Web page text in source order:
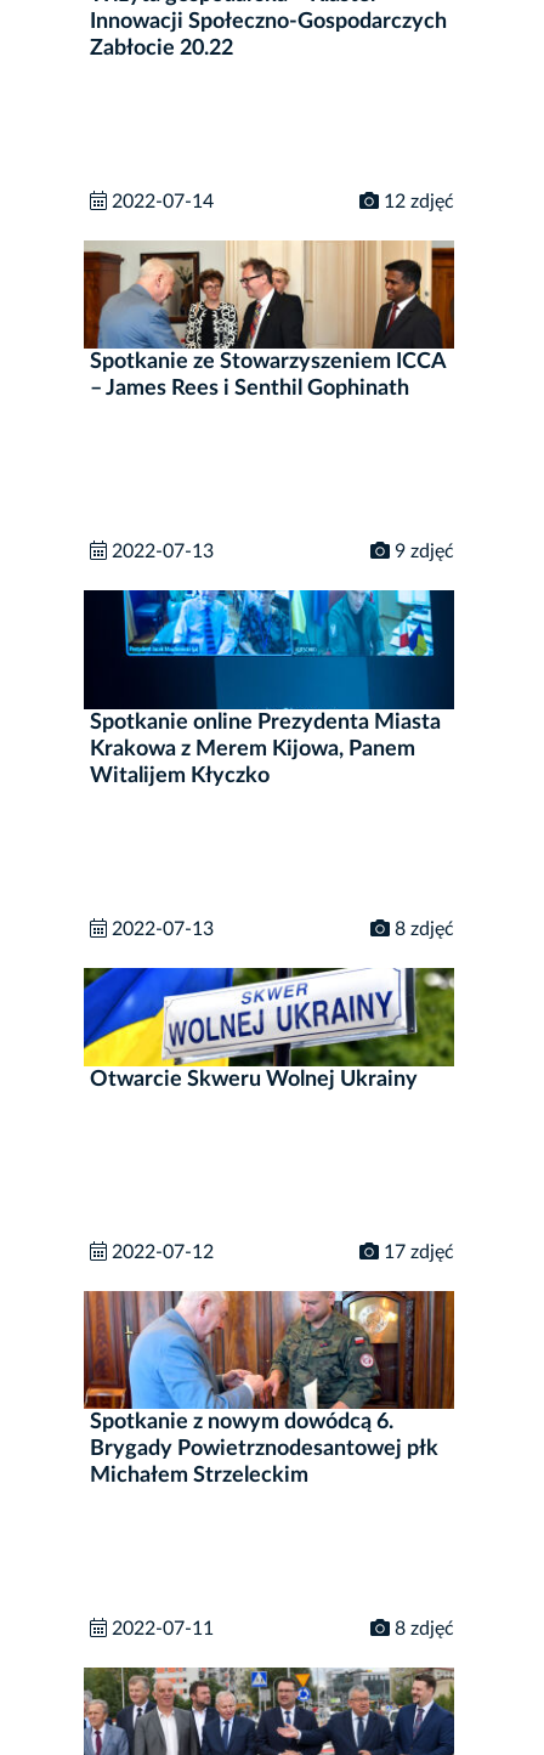
Innowacji Społeczno-Gospodarczych
Zabłocie 20.22
2022-07-14 12 zdjęć
Spotkanie ze Stowarzyszeniem ICCA
– James Rees i Senthil Gophinath
2022-07-13 9 zdjęć
Spotkanie online Prezydenta Miasta
Krakowa z Merem Kijowa, Panem
Witalijem Kłyczko
2022-07-13 8 zdjęć
Otwarcie Skweru Wolnej Ukrainy
2022-07-12 17 zdjęć
Spotkanie z nowym dowódcą 6.
Brygady Powietrznodesantowej płk
Michałem Strzeleckim
2022-07-11 8 zdjęć